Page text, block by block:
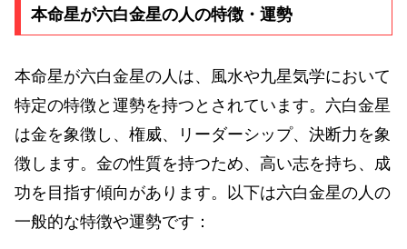
本命星が六白金星の人の特徴・運勢
本命星が六白金星の人は、風水や九星気学において
特定の特徴と運勢を持つとされています。六白金星
は金を象徴し、権威、リーダーシップ、決断力を象
徴します。金の性質を持つため、高い志を持ち、成
功を目指す傾向があります。以下は六白金星の人の
一般的な特徴や運勢です：